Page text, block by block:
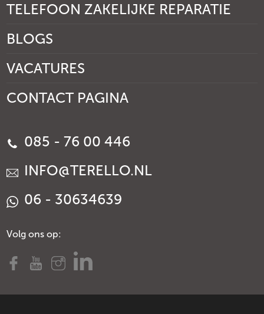
TELEFOON ZAKELIJKE REPARATIE
BLOGS
VACATURES
CONTACT PAGINA
085 - 76 00 446
INFO@TERELLO.NL
06 - 30634639
Volg ons op: